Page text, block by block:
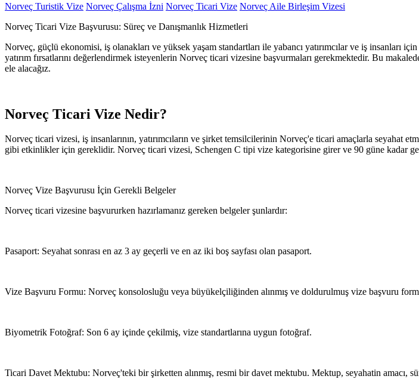
Norveç Turistik Vize Norveç Çalışma İzni Norveç Ticari Vize Norveç Aile Birleşim Vizesi
Norveç Ticari Vize Başvurusu: Süreç ve Danışmanlık Hizmetleri
Norveç, güçlü ekonomisi, iş olanakları ve yüksek yaşam standartları ile yabancı yatırımcılar ve iş
yatırım fırsatlarını değerlendirmek isteyenlerin Norveç ticari vizesine başvurmaları gerekmektedir. Bu
ele alacağız.
Norveç Ticari Vize Nedir?
Norveç ticari vizesi, iş insanlarının, yatırımcıların ve şirket temsilcilerinin Norveç'e ticari amaçlarla seyahat
gibi etkinlikler için gereklidir. Norveç ticari vizesi, Schengen C tipi vize kategorisine girer ve 90 güne kadar
Norveç Vize Başvurusu İçin Gerekli Belgeler
Norveç ticari vizesine başvururken hazırlamanız gereken belgeler şunlardır:
Pasaport: Seyahat sonrası en az 3 ay geçerli ve en az iki boş sayfası olan pasaport.
Vize Başvuru Formu: Norveç konsolosluğu veya büyükelçiliğinden alınmış ve doldurulmuş vize başvuru
Biyometrik Fotoğraf: Son 6 ay içinde çekilmiş, vize standartlarına uygun fotoğraf.
Ticari Davet Mektubu: Norveç'teki bir şirketten alınmış, resmi bir davet mektubu. Mektup, seyahatin amacı,